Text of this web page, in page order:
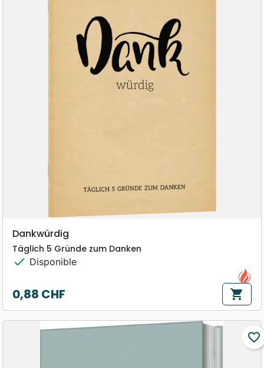
Dankwürdig
Täglich 5 Gründe zum Danken
check Disponible
Prix
0,88 CHF shopping_cart
favorite_border